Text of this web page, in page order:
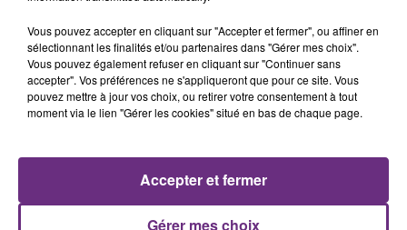
ED SHEERAN
Shape Of You
ALEX WARREN
Fever Dream
12h59
12h59 12h56
12h56
Vous pouvez accepter en cliquant sur "Accepter et fermer", ou affiner en
sélectionnant les finalités et/ou partenaires dans "Gérer mes choix".
Vous pouvez également refuser en cliquant sur "Continuer sans
accepter". Vos préférences ne s'appliqueront que pour ce site. Vous
pouvez mettre à jour vos choix, ou retirer votre consentement à tout
moment via le lien "Gérer les cookies" situé en bas de chaque page.
Gérer mes choix
Accepter et fermer